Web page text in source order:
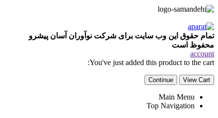
تمام حقوق این وب سایت برای شرکت نوآوران آسان پیشرو
محفوظ است
account
You've just added this product to the cart:
View Cart
Continue
Main Menu
Top Navigation